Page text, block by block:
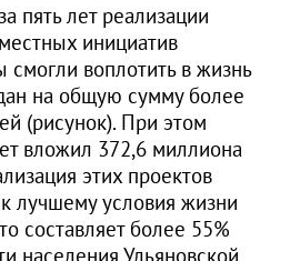
пять лет реализации
инициатив
смогли воплотить в жизнь
на общую сумму более
(рисунок). При этом
вложил 372,6 миллиона
этих проектов
лучшему условия жизни
составляет более 55%
населения Ульяновской